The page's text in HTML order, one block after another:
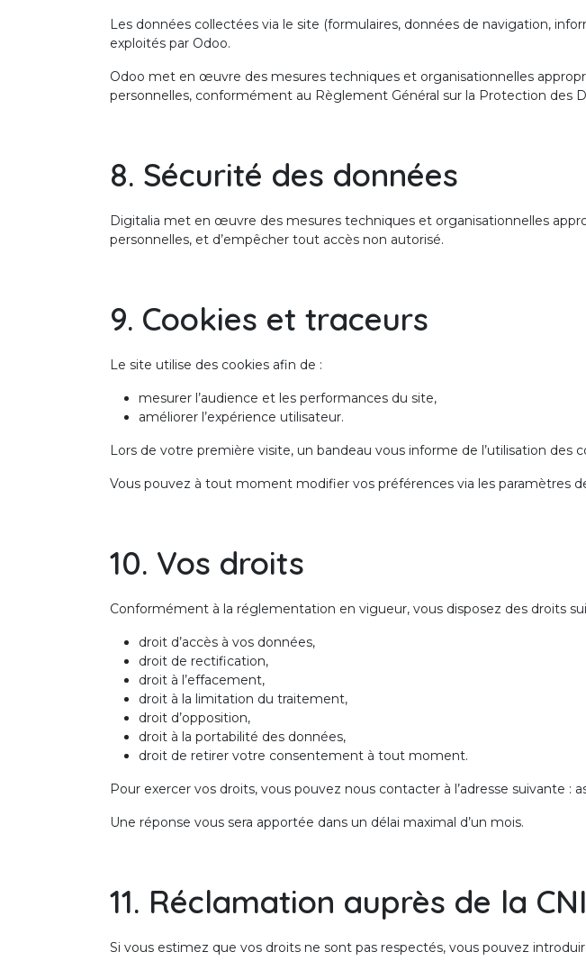
Les données collectées via le site (formulaires, données de navigation,
exploités par Odoo.
Odoo met en œuvre des mesures techniques et organisationnelles
personnelles, conformément au Règlement Général sur la Protection des
8. Sécurité des données
Digitalia met en œuvre des mesures techniques et organisationnelles
personnelles, et d’empêcher tout accès non autorisé.
9. Cookies et traceurs
Le site utilise des cookies afin de :
mesurer l’audience et les performances du site,
améliorer l’expérience utilisateur.
Lors de votre première visite, un bandeau vous informe de l’utilisation
Vous pouvez à tout moment modifier vos préférences via les paramètres
10. Vos droits
Conformément à la réglementation en vigueur, vous disposez des droits
droit d’accès à vos données,
droit de rectification,
droit à l’effacement,
droit à la limitation du traitement,
droit d’opposition,
droit à la portabilité des données,
droit de retirer votre consentement à tout moment.
Pour exercer vos droits, vous pouvez nous contacter à l’adresse suivante :
Une réponse vous sera apportée dans un délai maximal d’un mois.
11. Réclamation auprès de la
Si vous estimez que vos droits ne sont pas respectés, vous pouvez